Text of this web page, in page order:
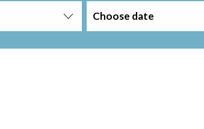
Choose date